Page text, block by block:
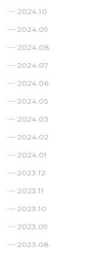
2024.10
2024.09
2024.08
2024.07
2024.06
2024.05
2024.03
2024.02
2024.01
2023.12
2023.11
2023.10
2023.09
2023.08